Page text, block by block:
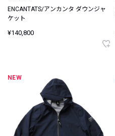
ENCANTATS/アンカンタ ダウンジャ
ケット
¥140,800
NEW